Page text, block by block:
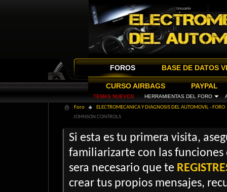
FOROS
TEMAS NUEVOS HERRAMIENTAS DEL FORO
BASE DE DATOS
CURSO AIRBAGS PAYPAL
Foro
ELECTROMECANICA Y DIAGNOSIS DEL AUTOMOVIL - FORO
JOHNSON CONTROLS
Si esta es tu primera visita,
familiarizarte con las funciones
sera necesario que te
crear tus propios mensajes,